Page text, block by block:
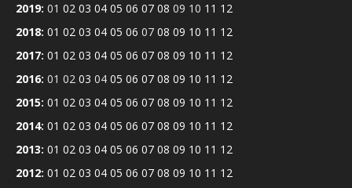
2019: 01 02 03 04 05 06 07 08 09 10 11 12
2018: 01 02 03 04 05 06 07 08 09 10 11 12
2017: 01 02 03 04 05 06 07 08 09 10 11 12
2016: 01 02 03 04 05 06 07 08 09 10 11 12
2015: 01 02 03 04 05 06 07 08 09 10 11 12
2014: 01 02 03 04 05 06 07 08 09 10 11 12
2013: 01 02 03 04 05 06 07 08 09 10 11 12
2012: 01 02 03 04 05 06 07 08 09 10 11 12